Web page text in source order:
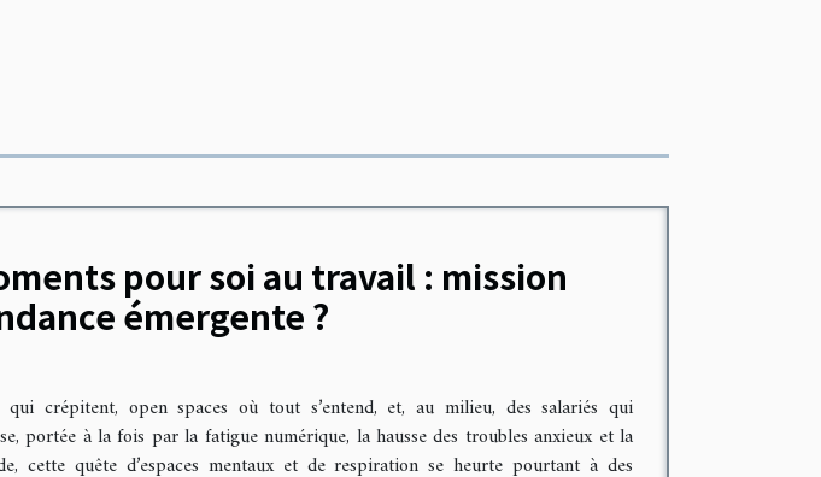
pour soi au travail : mission
émergente ?
qui crépitent, open spaces où tout s’entend, et, au milieu, des salariés qui
portée à la fois par la fatigue numérique, la hausse des troubles anxieux et la
cette quête d’espaces mentaux et de respiration se heurte pourtant à des